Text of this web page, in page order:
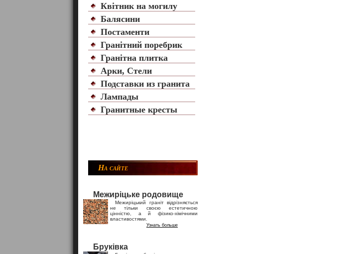
Квітник на могилу
Балясини
Постаменти
Гранітний поребрик
Гранітна плитка
Арки, Стели
Подставки из гранита
Лампады
Гранитные кресты
На сайте
Межиріцьке родовище
Межиріцький граніт відрізняється
не тільки своєю естетичною
цінністю, а й фізико-хімічними
властивостями.
Узнать больше
Бруківка